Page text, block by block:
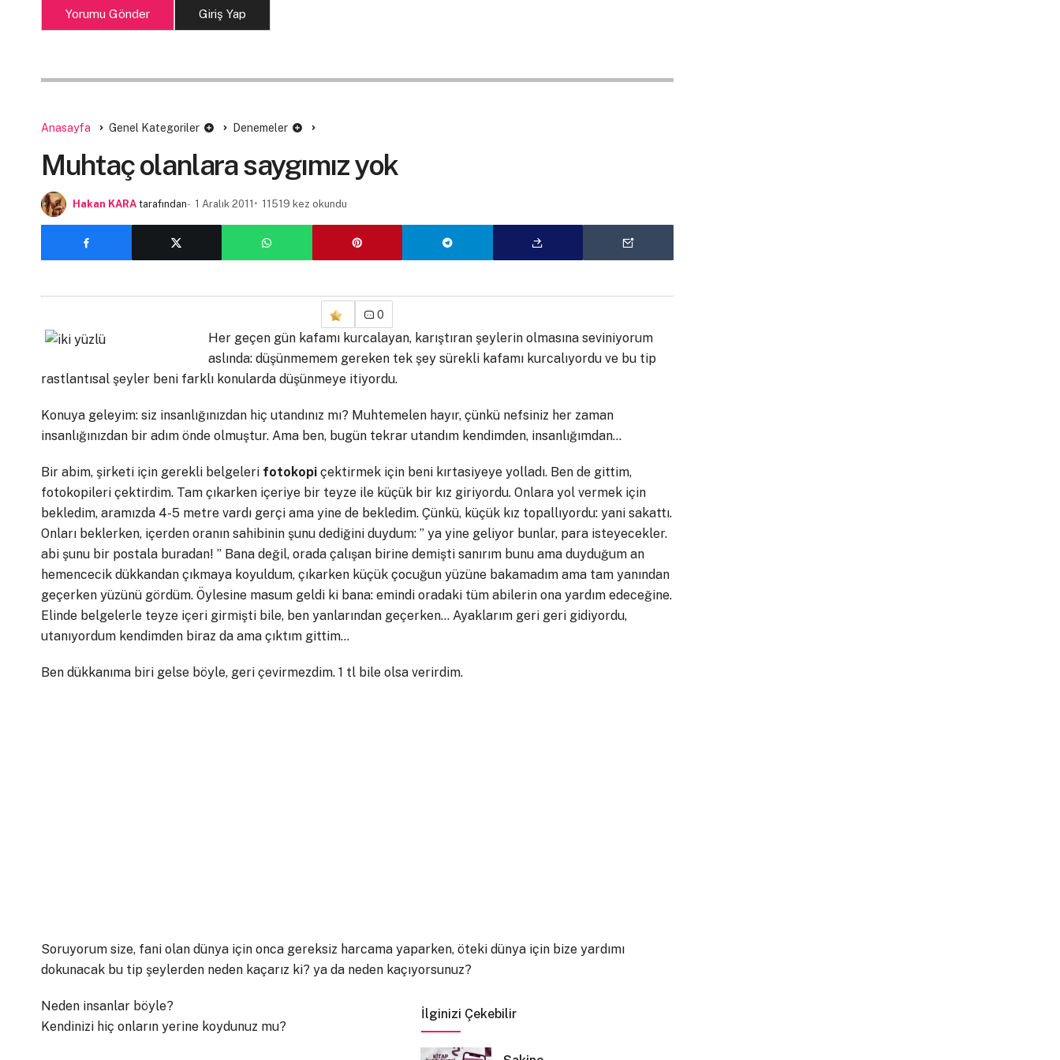
Yorumu Gönder Giriş Yap
Anasayfa Genel Kategoriler Denemeler
Muhtaç olanlara saygımız yok
Hakan KARA tarafından 1 Aralık 2011 11519 kez okundu
0
Her geçen gün kafamı kurcalayan, karıştıran şeylerin olmasına seviniyorum
aslında: düşünmemem gereken tek şey sürekli kafamı kurcalıyordu ve bu tip
rastlantısal şeyler beni farklı konularda düşünmeye itiyordu.
Konuya geleyim: siz insanlığınızdan hiç utandınız mı? Muhtemelen hayır, çünkü nefsiniz her zaman
insanlığınızdan bir adım önde olmuştur. Ama ben, bugün tekrar utandım kendimden, insanlığımdan…
Bir abim, şirketi için gerekli belgeleri fotokopi çektirmek için beni kırtasiyeye yolladı. Ben de gittim,
fotokopileri çektirdim. Tam çıkarken içeriye bir teyze ile küçük bir kız giriyordu. Onlara yol vermek için
bekledim, aramızda 4-5 metre vardı gerçi ama yine de bekledim. Çünkü, küçük kız topallıyordu: yani sakattı.
Onları beklerken, içerden oranın sahibinin şunu dediğini duydum: ” ya yine geliyor bunlar, para isteyecekler.
abi şunu bir postala buradan! ” Bana değil, orada çalışan birine demişti sanırım bunu ama duyduğum an
hemencecik dükkandan çıkmaya koyuldum, çıkarken küçük çocuğun yüzüne bakamadım ama tam yanından
geçerken yüzünü gördüm. Öylesine masum geldi ki bana: emindi oradaki tüm abilerin ona yardım edeceğine.
Elinde belgelerle teyze içeri girmişti bile, ben yanlarından geçerken… Ayaklarım geri geri gidiyordu,
utanıyordum kendimden biraz da ama çıktım gittim…
Ben dükkanıma biri gelse böyle, geri çevirmezdim. 1 tl bile olsa verirdim.
Soruyorum size, fani olan dünya için onca gereksiz harcama yaparken, öteki dünya için bize yardımı
dokunacak bu tip şeylerden neden kaçarız ki? ya da neden kaçıyorsunuz?
İlginizi Çekebilir
Neden insanlar böyle?
Kendinizi hiç onların yerine koydunuz mu?